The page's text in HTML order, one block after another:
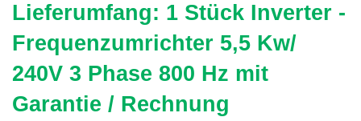
Lieferumfang: 1 Stück Inverter -
Frequenzumrichter 5,5 Kw/
240V 3 Phase 800 Hz mit
Garantie / Rechnung